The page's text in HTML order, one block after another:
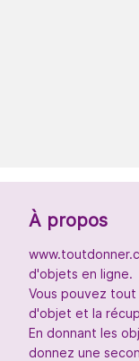
À propos
d'objets en ligne.
Vous pouvez
d'objet et la
En donnant les
donnez une